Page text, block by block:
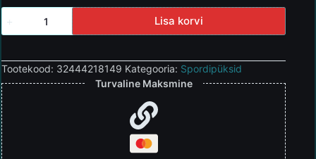
Lisa korvi
Tootekood: 32444218149 Kategooria: Spordipüksid
Turvaline Maksmine